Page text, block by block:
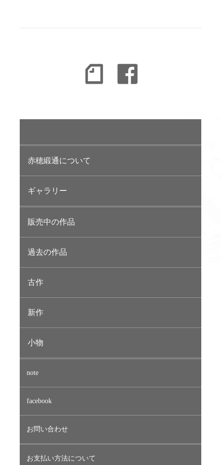
赤穂緞通について
ギャラリー
販売中の作品
過去の作品
古作
新作
小物
note
facebook
お問い合わせ
お支払い方法について